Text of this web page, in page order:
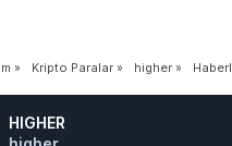
» Kripto Paralar » higher »
HIGHER